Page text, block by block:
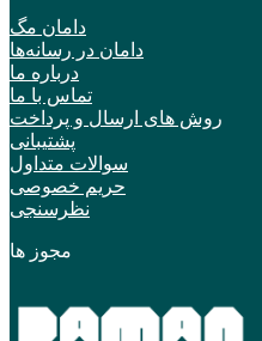
دامان مگ
دامان در رسانه‌ها
درباره ما
تماس با ما
روش های ارسال و پرداخت
پشتیبانی
سوالات متداول
حریم خصوصی
نظرسنجی
مجوز ها